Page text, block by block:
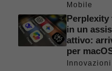
Mobile
Perplexity
in un
attivo:
per